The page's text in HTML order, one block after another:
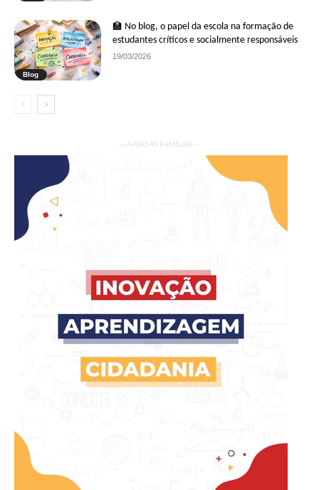
Blog
🏫 No blog, o papel da escola na formação de
estudantes críticos e socialmente responsáveis
19/03/2026
— APOIO ÀS FAMÍLIAS —